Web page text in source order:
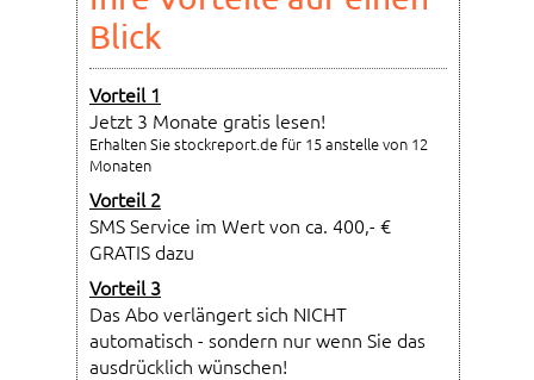
Blick
Vorteil 1
Jetzt 3 Monate gratis lesen!
Erhalten Sie stockreport.de für 15 anstelle von 12
Monaten
Vorteil 2
SMS Service im Wert von ca. 400,- €
GRATIS dazu
Vorteil 3
Das Abo verlängert sich NICHT
automatisch - sondern nur wenn Sie das
ausdrücklich wünschen!